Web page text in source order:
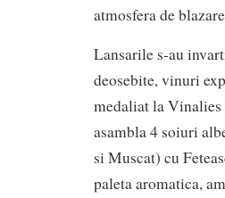
atmosfera de
Lansarile s-au
deosebite, vinuri
medaliat la Vinalies
asambla 4 soiuri
si Muscat) cu
paleta aromatica,